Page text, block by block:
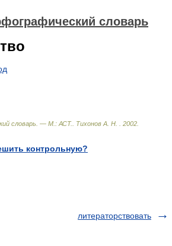
словарь
словарь. — М.: АСТ. Тихонов А. Н. 2002
контрольную?
литераторствовать